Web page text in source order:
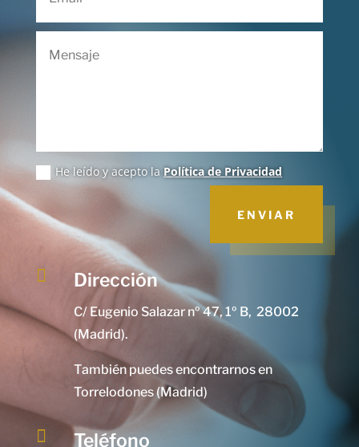
He leído y acepto laPolítica de Privacidad
ENVIAR
 Dirección
C/ Eugenio Salazar nº 47, 1º B, 28002
(Madrid).
También puedes encontrarnos en
Torrelodones (Madrid)
 Teléfono